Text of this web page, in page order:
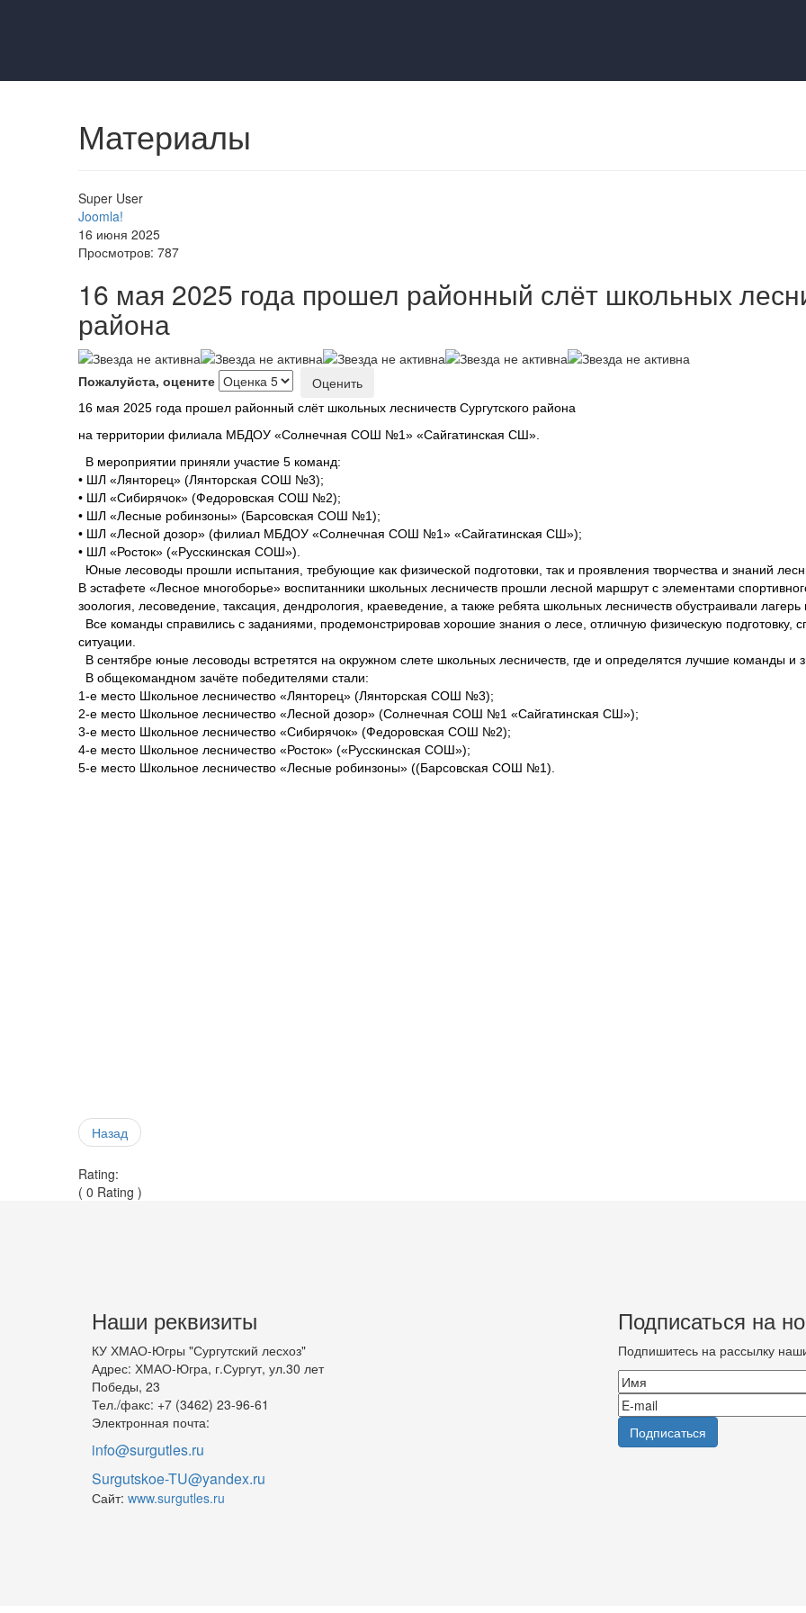
Материалы
Super User
Joomla!
16 июня 2025
Просмотров: 787
16 мая 2025 года прошел районный слёт школьных
района
Пожалуйста, оцените
16 мая 2025 года прошел районный слёт школьных лесничеств Сургутского района
на территории филиала МБДОУ «Солнечная СОШ №1» «Сайгатинская СШ».
В мероприятии приняли участие 5 команд:
• ШЛ «Лянторец» (Лянторская СОШ №3);
• ШЛ «Сибирячок» (Федоровская СОШ №2);
• ШЛ «Лесные робинзоны» (Барсовская СОШ №1);
• ШЛ «Лесной дозор» (филиал МБДОУ «Солнечная СОШ №1» «Сайгатинская СШ»);
• ШЛ «Росток» («Русскинская СОШ»).
Юные лесоводы прошли испытания, требующие как физической подготовки, так и проявления творчества и знаний
В эстафете «Лесное многоборье» воспитанники школьных лесничеств прошли лесной маршрут с элементами
зоология, лесоведение, таксация, дендрология, краеведение, а также ребята школьных лесничеств обустраивали
Все команды справились с заданиями, продемонстрировав хорошие знания о лесе, отличную физическую подготовку,
ситуации.
В сентябре юные лесоводы встретятся на окружном слете школьных лесничеств, где и определятся лучшие команды и
В общекомандном зачёте победителями стали:
1-е место Школьное лесничество «Лянторец» (Лянторская СОШ №3);
2-е место Школьное лесничество «Лесной дозор» (Солнечная СОШ №1 «Сайгатинская СШ»);
3-е место Школьное лесничество «Сибирячок» (Федоровская СОШ №2);
4-е место Школьное лесничество «Росток» («Русскинская СОШ»);
5-е место Школьное лесничество «Лесные робинзоны» ((Барсовская СОШ №1).
Назад
Rating:
( 0 Rating )
Наши реквизиты
КУ ХМАО-Югры "Сургутский лесхоз"
Адрес: ХМАО-Югра, г.Сургут, ул.30 лет
Победы, 23
Тел./факс: +7 (3462) 23-96-61
Электронная почта:
info@surgutles.ru
Surgutskoe-TU@yandex.ru
Сайт: www.surgutles.ru
Подписаться на
Подпишитесь на рассылку